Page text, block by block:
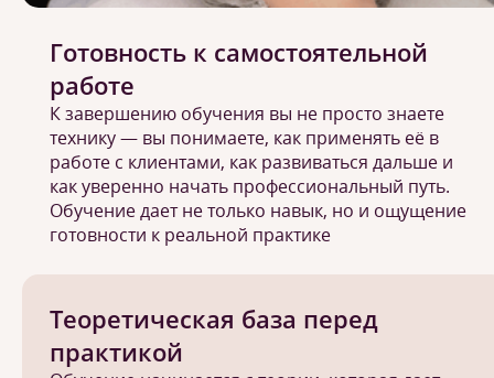
Теоретическая база перед
практикой
Готовность к самостоятельной
работе
К завершению обучения вы не просто знаете
технику — вы понимаете, как применять её в
работе с клиентами, как развиваться дальше и
как уверенно начать профессиональный путь.
Обучение дает не только навык, но и ощущение
готовности к реальной практике